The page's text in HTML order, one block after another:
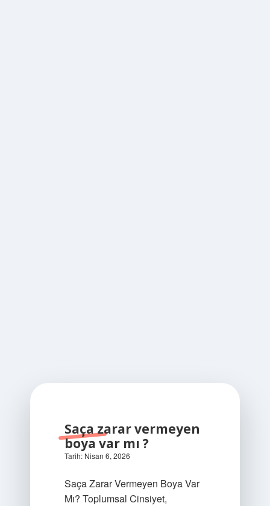
Saça zarar vermeyen
boya var mı ?
Tarih: Nisan 6, 2026
Saça Zarar Vermeyen Boya Var
Mı? Toplumsal Cinsiyet,